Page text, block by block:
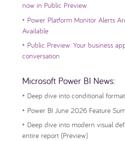
now in Public Preview
‣ Power Platform Monitor Alerts
Available
‣ Public Preview: Your business
conversation
Microsoft Power BI News:
‣ Deep dive into conditional
‣ Power BI June 2026 Feature
‣ Deep dive into modern visual
entire report (Preview)